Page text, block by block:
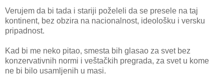
Verujem da bi tada i stariji poželeli da se presele na taj
kontinent, bez obzira na nacionalnost, ideološku i versku
pripadnost.
Kad bi me neko pitao, smesta bih glasao za svet bez
konzervativnih normi i veštačkih pregrada, za svet u kome
ne bi bilo usamljenih u masi.